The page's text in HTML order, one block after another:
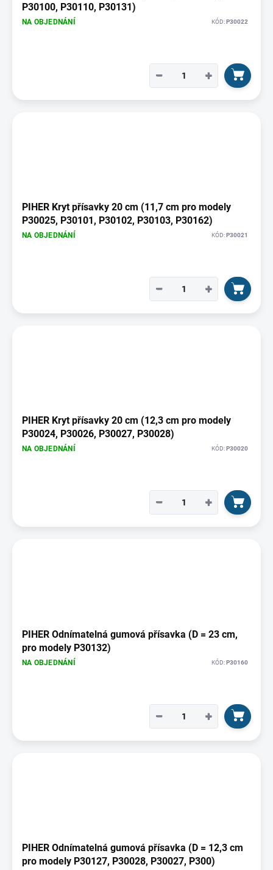
P30100, P30110, P30131)
NA OBJEDNÁNÍ KÓD:P30022
+
−
PIHER Kryt přísavky 20 cm (11,7 cm pro modely
P30025, P30101, P30102, P30103, P30162)
NA OBJEDNÁNÍ KÓD:P30021
+
−
PIHER Kryt přísavky 20 cm (12,3 cm pro modely
P30024, P30026, P30027, P30028)
NA OBJEDNÁNÍ KÓD: P30020
+
−
PIHER Odnímatelná gumová přísavka (D = 23 cm,
pro modely P30132)
NA OBJEDNÁNÍ KÓD:P30160
+
−
PIHER Odnímatelná gumová přísavka (D = 12,3 cm
pro modely P30127, P30028, P30027, P300)